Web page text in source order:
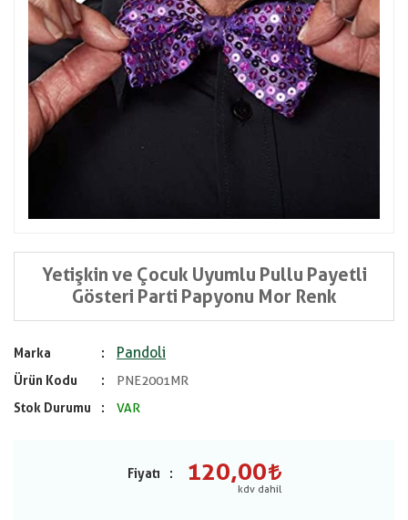
Yetişkin ve Çocuk Uyumlu Pullu Payetli
Gösteri Parti Papyonu Mor Renk
Marka Pandoli
Ürün Kodu
PNE2001MR
Stok Durumu
VAR
Fiyatı 120,00